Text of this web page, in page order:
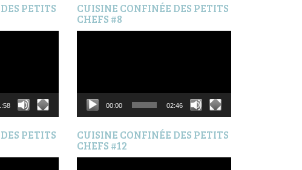
PETITS
PETITS
CUISINE CONFINÉE DES PETITS
CHEFS #8
00:00 02:46
CUISINE CONFINÉE DES PETITS
CHEFS #12